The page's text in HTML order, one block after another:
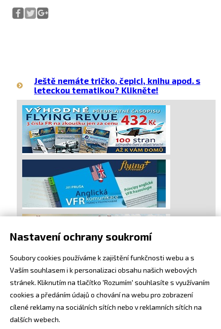
Ještě nemáte tričko, čepici, knihu apod. s
leteckou tematikou? Klikněte!
Nastavení ochrany soukromí
Soubory cookies používáme k zajištění funkčnosti webu a s
Vaším souhlasem i k personalizaci obsahu našich webových
stránek. Kliknutím na tlačítko 'Rozumím' souhlasíte s využívaním
cookies a předáním údajů o chování na webu pro zobrazení
cílené reklamy na sociálních sítích nebo v reklamních sítích na
dalších webech.